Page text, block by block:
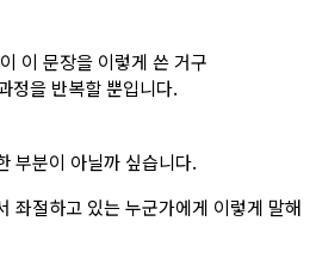
이 문장을 이렇게 쓴 거구
정을 반복할 뿐입니다.
부분이 아닐까 싶습니다.
좌절하고 있는 누군가에게 이렇게 말해